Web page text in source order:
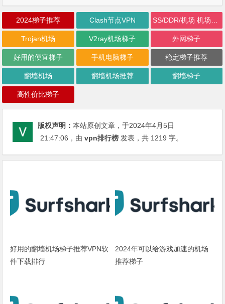
2024梯子推荐 Clash节点VPN
Trojan机场 V2ray机场梯子 外网梯子
好用的便宜梯子 手机电脑梯子 稳定梯子推荐
翻墙机场 翻墙机场推荐 翻墙梯子
高性价比梯子
版权声明：本站原创文章，于2024年4月5日
21:47:06 ，由vpn排行榜 发表，共 1219 字。
好用的翻墙机场梯子推荐VPN软
件下载排行
2024年可以给游戏加速的机场
推荐梯子